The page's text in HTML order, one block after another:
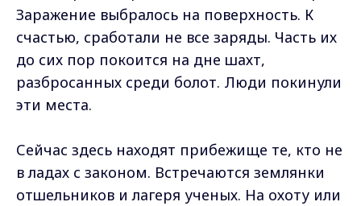
Заражение выбралось на поверхность. К
счастью, сработали не все заряды. Часть их
до сих пор покоится на дне шахт,
разбросанных среди болот. Люди покинули
эти места.
Сейчас здесь находят прибежище те, кто не
в ладах с законом. Встречаются землянки
отшельников и лагеря ученых. На охоту или